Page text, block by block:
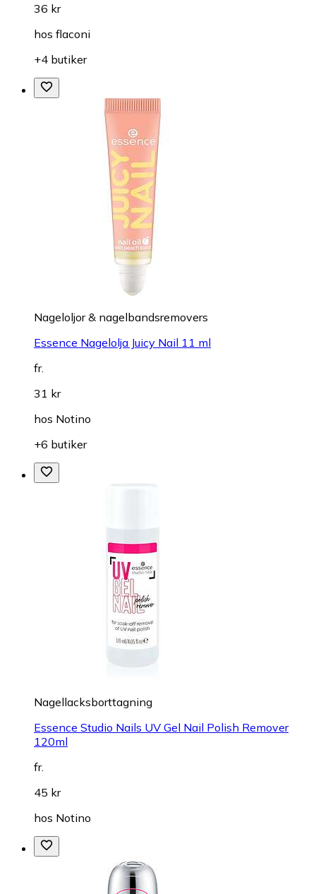
36 kr
hos flaconi
+4 butiker
Nageloljor & nagelbandsremovers
Essence Nagelolja Juicy Nail 11 ml
fr.
31 kr
hos Notino
+6 butiker
Nagellacksborttagning
Essence Studio Nails UV Gel Nail Polish Remover
120ml
fr.
45 kr
hos Notino